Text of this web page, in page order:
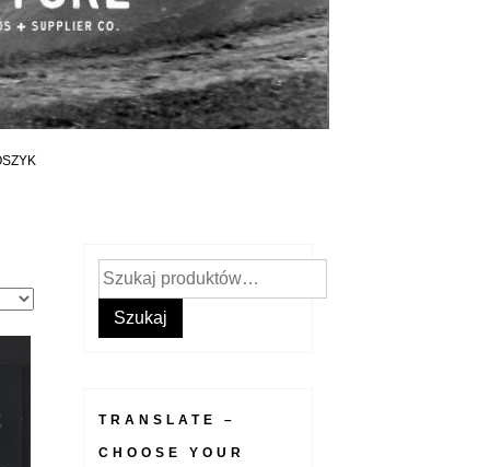
Szukaj:
Szukaj
TRANSLATE –
CHOOSE YOUR